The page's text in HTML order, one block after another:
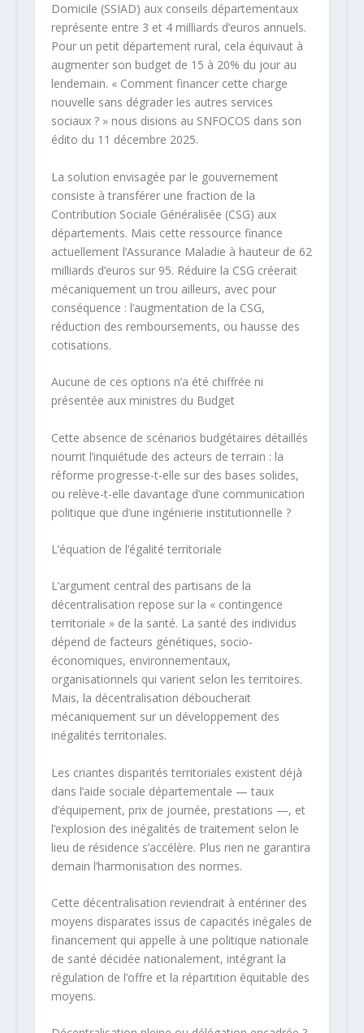
Domicile (SSIAD) aux conseils départementaux
représente entre 3 et 4 milliards d’euros annuels.
Pour un petit département rural, cela équivaut à
augmenter son budget de 15 à 20% du jour au
lendemain. « Comment financer cette charge
nouvelle sans dégrader les autres services
sociaux ? » nous disions au SNFOCOS dans son
édito du 11 décembre 2025.
La solution envisagée par le gouvernement
consiste à transférer une fraction de la
Contribution Sociale Généralisée (CSG) aux
départements. Mais cette ressource finance
actuellement l’Assurance Maladie à hauteur de 62
milliards d’euros sur 95. Réduire la CSG créerait
mécaniquement un trou ailleurs, avec pour
conséquence : l’augmentation de la CSG,
réduction des remboursements, ou hausse des
cotisations.​
Aucune de ces options n’a été chiffrée ni
présentée aux ministres du Budget
Cette absence de scénarios budgétaires détaillés
nourrit l’inquiétude des acteurs de terrain : la
réforme progresse-t-elle sur des bases solides,
ou relève-t-elle davantage d’une communication
politique que d’une ingénierie institutionnelle ?​
L’équation de l’égalité territoriale
L’argument central des partisans de la
décentralisation repose sur la « contingence
territoriale » de la santé. La santé des individus
dépend de facteurs génétiques, socio-
économiques, environnementaux,
organisationnels qui varient selon les territoires.
Mais, la décentralisation déboucherait
mécaniquement sur un développement des
inégalités territoriales.
Les criantes disparités territoriales existent déjà
dans l’aide sociale départementale — taux
d’équipement, prix de journée, prestations —, et
l’explosion des inégalités de traitement selon le
lieu de résidence s’accélère. Plus rien ne garantira
demain l’harmonisation des normes.
Cette décentralisation reviendrait à entériner des
moyens disparates issus de capacités inégales de
financement qui appelle à une politique nationale
de santé décidée nationalement, intégrant la
régulation de l’offre et la répartition équitable des
moyens.​